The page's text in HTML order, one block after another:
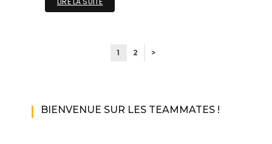
1 2 >
BIENVENUE SUR LES TEAMMATES !